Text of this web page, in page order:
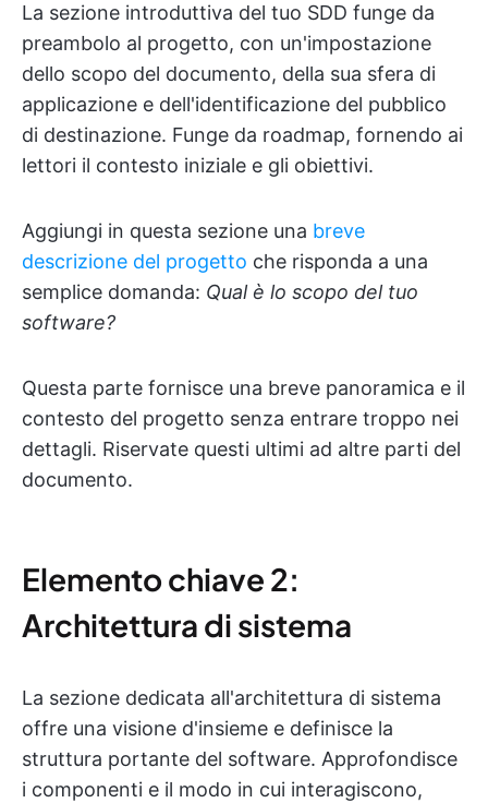
La sezione introduttiva del tuo SDD funge da
preambolo al progetto, con un'impostazione
dello scopo del documento, della sua sfera di
applicazione e dell'identificazione del pubblico
di destinazione. Funge da roadmap, fornendo ai
lettori il contesto iniziale e gli obiettivi.
Aggiungi in questa sezione una breve
descrizione del progetto che risponda a una
semplice domanda: Qual è lo scopo del tuo
software?
Questa parte fornisce una breve panoramica e il
contesto del progetto senza entrare troppo nei
dettagli. Riservate questi ultimi ad altre parti del
documento.
Elemento chiave 2:
Architettura di sistema
La sezione dedicata all'architettura di sistema
offre una visione d'insieme e definisce la
struttura portante del software. Approfondisce
i componenti e il modo in cui interagiscono,